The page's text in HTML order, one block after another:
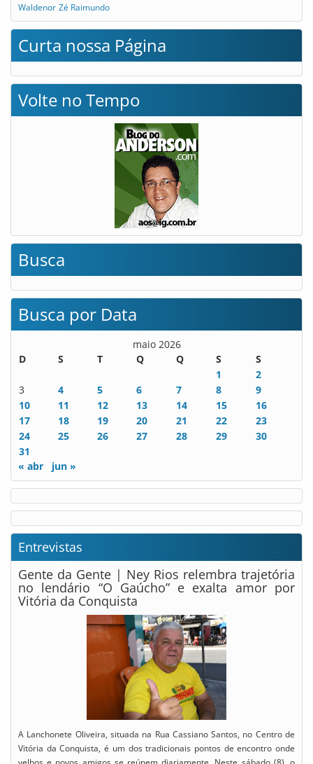
Waldenor Zé Raimundo
Curta nossa Página
Volte no Tempo
Busca
Busca por Data
maio 2026
D
S T Q Q S
S
1
2
3
4 5 6 7 8
9
10
11 12 13 14 15
16
17
18 19 20 21 22
23
24
25 26 27 28 29
30
31
« abr
jun »
Entrevistas
Gente da Gente | Ney Rios relembra trajetória
no lendário “O Gaúcho” e exalta amor por
Vitória da Conquista
A Lanchonete Oliveira, situada na Rua Cassiano Santos, no Centro de
Vitória da Conquista, é um dos tradicionais pontos de encontro onde
velhos e novos amigos se reúnem diariamente. Neste sábado (8), o